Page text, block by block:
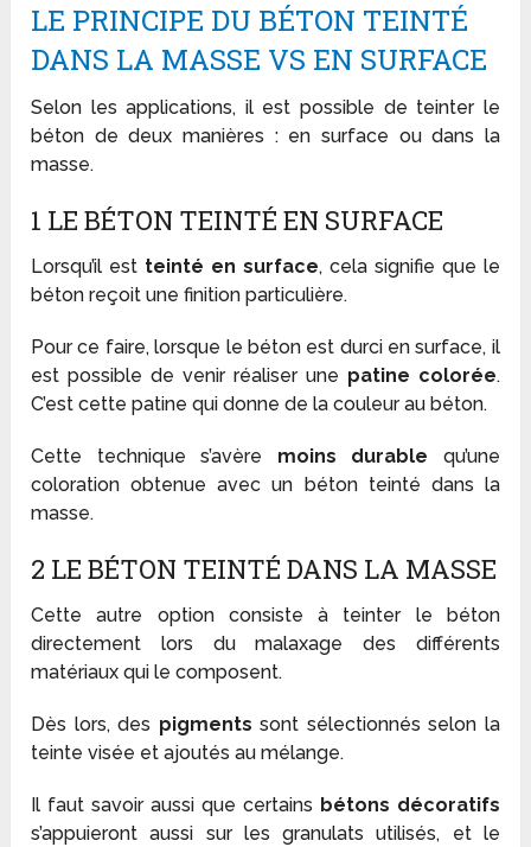
LE PRINCIPE DU BÉTON TEINTÉ
DANS LA MASSE VS EN SURFACE
Selon les applications, il est possible de teinter le
béton de deux manières : en surface ou dans la
masse.
1 LE BÉTON TEINTÉ EN SURFACE
Lorsqu’il est teinté en surface, cela signifie que le
béton reçoit une finition particulière.
Pour ce faire, lorsque le béton est durci en surface, il
est possible de venir réaliser une patine colorée.
C’est cette patine qui donne de la couleur au béton.
Cette technique s’avère moins durable qu’une
coloration obtenue avec un béton teinté dans la
masse.
2 LE BÉTON TEINTÉ DANS LA MASSE
Cette autre option consiste à teinter le béton
directement lors du malaxage des différents
matériaux qui le composent.
Dès lors, des pigmentssont sélectionnés selon la
teinte visée et ajoutés au mélange.
Il faut savoir aussi que certains bétons décoratifs
s’appuieront aussi sur les granulats utilisés, et le